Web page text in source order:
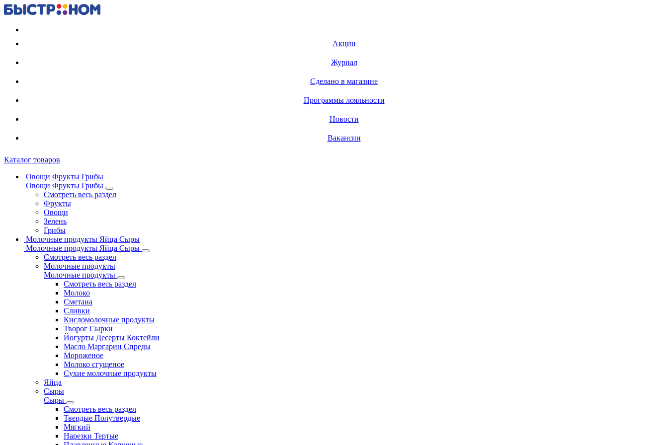
Акции
Журнал
Сделано в магазине
Программы лояльности
Новости
Вакансии
Каталог товаров
Овощи Фрукты Грибы
Овощи Фрукты Грибы
Смотреть весь раздел
Фрукты
Овощи
Зелень
Грибы
Молочные продукты Яйца Сыры
Молочные продукты Яйца Сыры
Смотреть весь раздел
Молочные продукты
Молочные продукты
Смотреть весь раздел
Молоко
Сметана
Сливки
Кисломолочные продукты
Творог Сырки
Йогурты Десерты Коктейли
Масло Маргарин Спреды
Мороженое
Молоко сгущеное
Сухие молочные продукты
Яйца
Сыры
Сыры
Смотреть весь раздел
Твердые Полутвердые
Мягкий
Нарезки Тертые